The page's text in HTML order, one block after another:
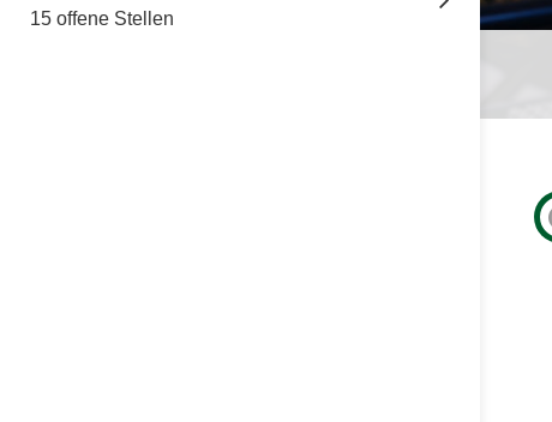
15 offene Stellen